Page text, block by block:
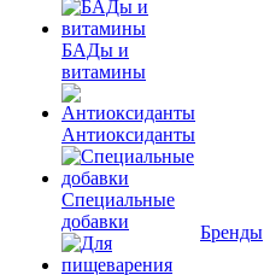
БАДы и
витамины
Антиоксиданты
Специальные
добавки
Бренды